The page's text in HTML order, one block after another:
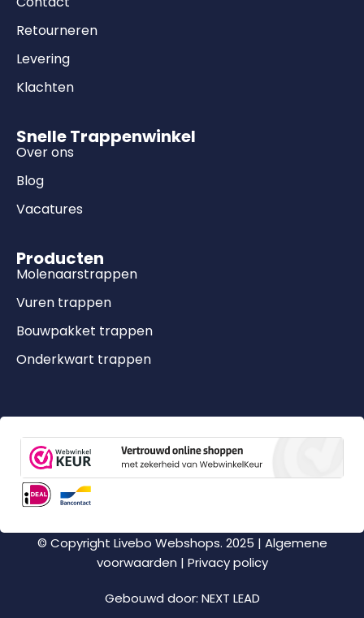
Retourneren
Levering
Klachten
Snelle Trappenwinkel
Over ons
Blog
Vacatures
Producten
Molenaarstrappen
Vuren trappen
Bouwpakket trappen
Onderkwart trappen
© Copyright Livebo Webshops. 2025 | Algemene
voorwaarden | Privacy policy
Gebouwd door: NEXT LEAD